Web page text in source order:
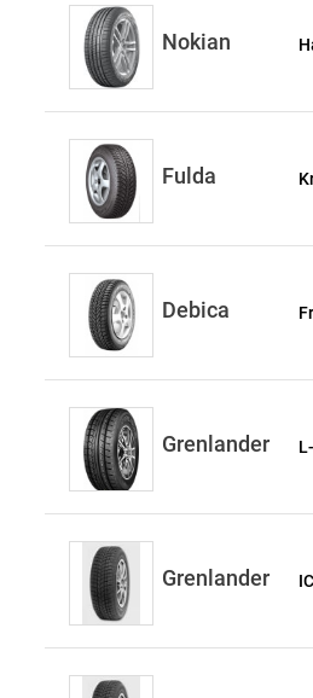
Nokian
Fulda
Debica
Grenlander
Grenlander